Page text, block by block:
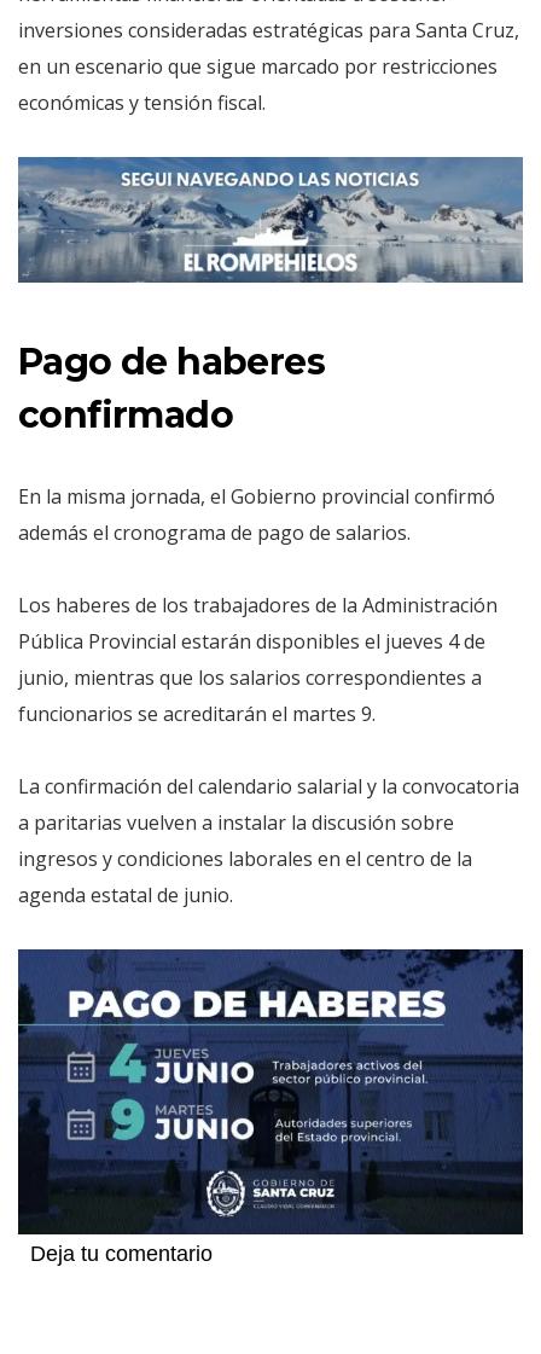
inversiones consideradas estratégicas para Santa Cruz,
en un escenario que sigue marcado por restricciones
económicas y tensión fiscal.
Pago de haberes
confirmado
En la misma jornada, el Gobierno provincial confirmó
además el cronograma de pago de salarios.
Los haberes de los trabajadores de la Administración
Pública Provincial estarán disponibles el jueves 4 de
junio, mientras que los salarios correspondientes a
funcionarios se acreditarán el martes 9.
La confirmación del calendario salarial y la convocatoria
a paritarias vuelven a instalar la discusión sobre
ingresos y condiciones laborales en el centro de la
agenda estatal de junio.
Deja tu comentario